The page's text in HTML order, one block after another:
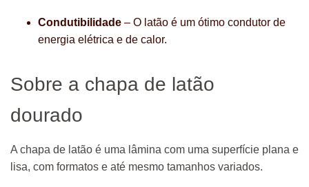
Condutibilidade – O latão é um ótimo condutor de
energia elétrica e de calor.
Sobre a chapa de latão
dourado
A chapa de latão é uma lâmina com uma superfície plana e
lisa, com formatos e até mesmo tamanhos variados.